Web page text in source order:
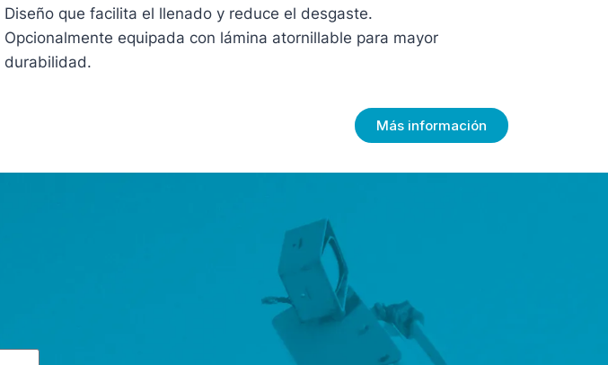
Diseño que facilita el llenado y reduce el desgaste.
Opcionalmente equipada con lámina atornillable para mayor
durabilidad.
Más información